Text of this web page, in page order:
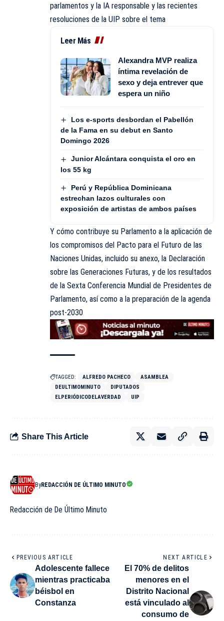
parlamentos y la IA responsable y las recientes
resoluciones de la UIP sobre el tema
Leer Más
Alexandra MVP realiza
íntima revelación de
sexo y deja entrever que
espera un niño
Los e-sports desbordan el Pabellón
de la Fama en su debut en Santo
Domingo 2026
Junior Alcántara conquista el oro en
los 55 kg
Perú y República Dominicana
estrechan lazos culturales con
exposición de artistas de ambos países
Y cómo contribuye su Parlamento a la aplicación de
los compromisos del Pacto para el Futuro de las
Naciones Unidas, incluido su anexo, la Declaración
sobre las Generaciones Futuras, y de los resultados
de la Sexta Conferencia Mundial de Presidentes de
Parlamento, así como a la preparación de la agenda
post-2030
TAGGED: ALFREDO PACHECO
ASAMBLEA
DEULTIMOMINUTO
DIPUTADOS
ELPERIÓDICODELAVERDAD
UIP
Share This Article
ByREDACCIÓN DE ÚLTIMO MINUTO
Redacción de De Último Minuto
PREVIOUS ARTICLE
Adolescente fallece
mientras practicaba
béisbol en
Constanza
NEXT ARTICLE
El 70% de delitos
menores en el
Distrito Nacional
está vinculado al
consumo de